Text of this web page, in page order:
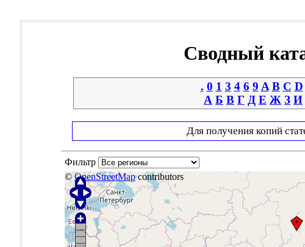
Сводный
. 0 1 3 4 6 9 A B C D
А Б В Г Д Е Ж З И
Для получения копий
Фильтр
©OpenStreetMapcontributors